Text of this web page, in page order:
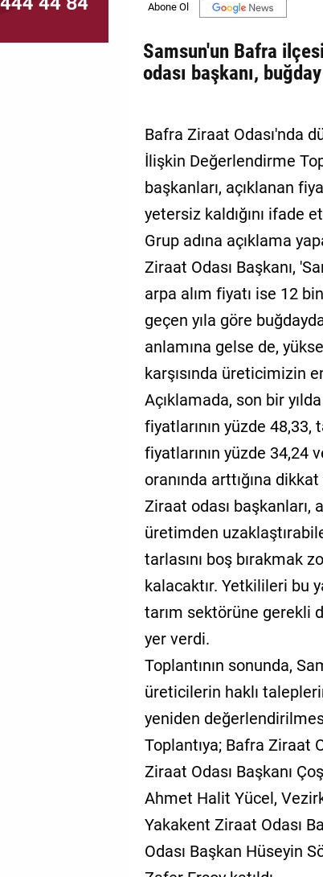
Künye
İletişim
Samsun'un Bafra
odası başkanı,
Bafra Ziraat Odası'nda
İlişkin Değerlendirme
başkanları, açıklanan
yetersiz kaldığını ifade
Grup adına açıklama
Ziraat Odası Başkanı,
arpa alım fiyatı ise 12
geçen yıla göre
anlamına gelse de,
karşısında üreticimizin
Açıklamada, son bir
fiyatlarının yüzde 48,33,
fiyatlarının yüzde 34,24
oranında arttığına
Ziraat odası başkanları,
üretimden
tarlasını boş bırakmak
kalacaktır. Yetkilileri bu
tarım sektörüne gerekli
yer verdi.
Toplantının sonunda,
üreticilerin haklı
yeniden
Toplantıya; Bafra Ziraat
Ziraat Odası Başkanı
Ahmet Halit Yücel,
Yakakent Ziraat Odası
Odası Başkan Hüseyin